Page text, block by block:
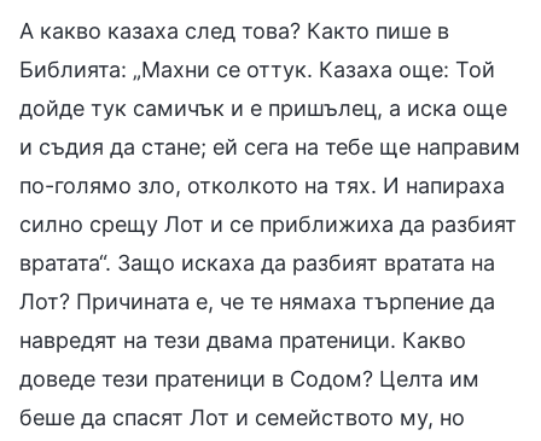
А какво казаха след това? Както пише в
Библията: „Махни се оттук. Казаха още: Той
дойде тук самичък и е пришълец, а иска още
и съдия да стане; ей сега на тебе ще направим
по-голямо зло, отколкото на тях. И напираха
силно срещу Лот и се приближиха да разбият
вратата“. Защо искаха да разбият вратата на
Лот? Причината е, че те нямаха търпение да
навредят на тези двама пратеници. Какво
доведе тези пратеници в Содом? Целта им
беше да спасят Лот и семейството му, но